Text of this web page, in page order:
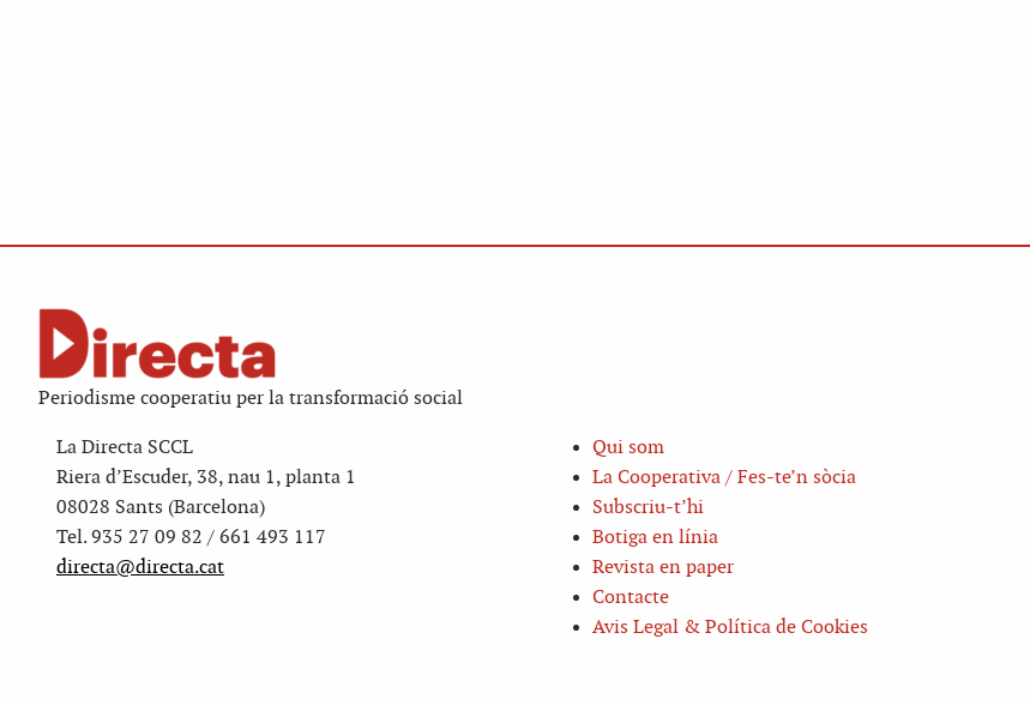
Periodisme cooperatiu per la transformació social
La Directa SCCL
Riera d’Escuder, 38, nau 1, planta 1
08028 Sants (Barcelona)
Tel. 935 27 09 82 / 661 493 117
directa@directa.cat
Qui som
La Cooperativa / Fes-te’n sòcia
Subscriu-t’hi
Botiga en línia
Revista en paper
Contacte
Avis Legal & Política de Cookies